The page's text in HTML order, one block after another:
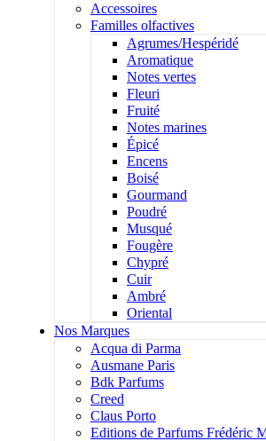
Accessoires
Familles olfactives
Agrumes/Hespéridé
Aromatique
Notes vertes
Fleuri
Fruité
Notes marines
Épicé
Encens
Boisé
Gourmand
Poudré
Musqué
Fougère
Chypré
Cuir
Ambré
Oriental
Nos Marques
Acqua di Parma
Ausmane Paris
Bdk Parfums
Creed
Claus Porto
Editions de Parfums Frédéric